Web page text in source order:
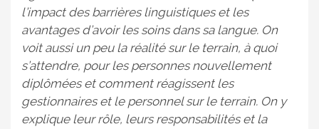
l’impact des barrières linguistiques et les
avantages d’avoir les soins dans sa langue. On
voit aussi un peu la réalité sur le terrain, à quoi
s’attendre, pour les personnes nouvellement
diplômées et comment réagissent les
gestionnaires et le personnel sur le terrain. On y
explique leur rôle, leurs responsabilités et la